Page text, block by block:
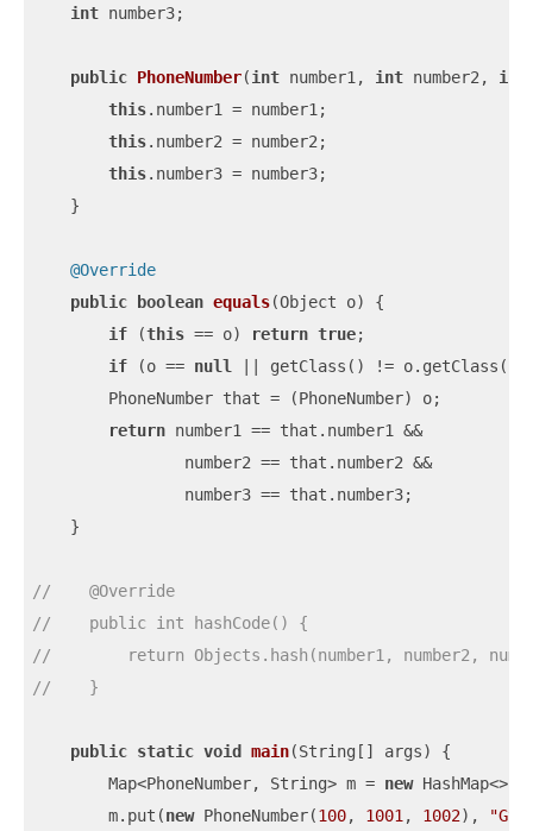
int number3;
public PhoneNumber(int number1, int number2, int
this.number1 = number1;
this.number2 = number2;
this.number3 = number3;
    }
@Override
public
boolean equals(Object o)
{
if (this == o) return true;
if (o == null || getClass() !=
        PhoneNumber that = (PhoneNumber) o;
return number1 == that.number1 &&
                number2 == that.number2 &&
                number3 == that.number3;
    }
//    @Override
//    public int hashCode() {
//        return Objects.hash(number1, number2,
//    }
public static void main(String[] args)
{
        Map<PhoneNumber, String> m =
new
        m.put(
new PhoneNumber(100, 1001, 1002),